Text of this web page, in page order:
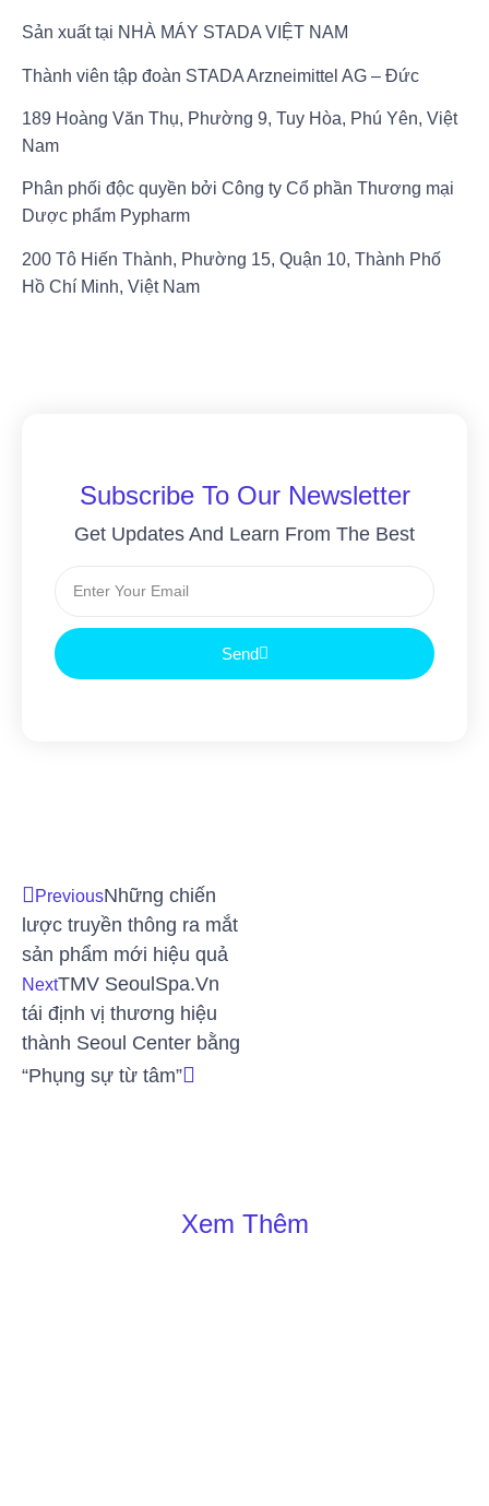
Sản xuất tại NHÀ MÁY STADA VIỆT NAM
Thành viên tập đoàn STADA Arzneimittel AG – Đức
189 Hoàng Văn Thụ, Phường 9, Tuy Hòa, Phú Yên, Việt
Nam
Phân phối độc quyền bởi Công ty Cổ phần Thương mại
Dược phẩm Pypharm
200 Tô Hiến Thành, Phường 15, Quận 10, Thành Phố
Hồ Chí Minh, Việt Nam
Subscribe To Our Newsletter
Get Updates And Learn From The Best
Send
PreviousNhững chiến
lược truyền thông ra mắt
sản phẩm mới hiệu quả
NextTMV SeoulSpa.Vn
tái định vị thương hiệu
thành Seoul Center bằng
“Phụng sự từ tâm”
Xem Thêm